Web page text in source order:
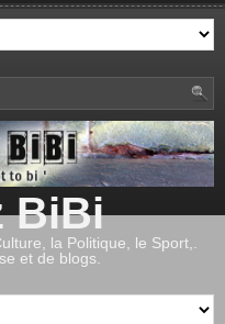
BiBi
la Politique, le Sport,.
et de blogs.